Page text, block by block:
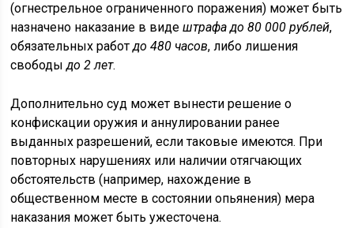
(огнестрельное ограниченного поражения) может быть
назначено наказание в видештрафа до 80 000 рублей,
обязательных работдо 480 часов, либо лишения
свободыдо 2 лет.
Дополнительно суд может вынести решение о
конфискации оружия и аннулировании ранее
выданных разрешений, если таковые имеются. При
повторных нарушениях или наличии отягчающих
обстоятельств (например, нахождение в
общественном месте в состоянии опьянения) мера
наказания может быть ужесточена.